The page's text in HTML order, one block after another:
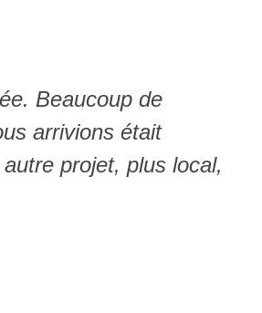
Beaucoup de
arrivions était
projet, plus local,